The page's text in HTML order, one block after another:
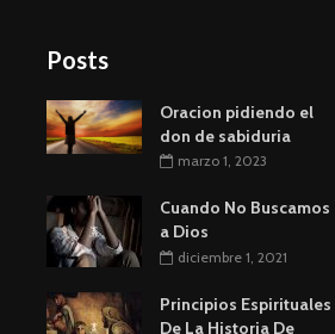
Posts
Oracion pidiendo el
don de sabiduria
marzo 1, 2023
Cuando No Buscamos
a Dios
diciembre 1, 2021
Principios Espirituales
De La Historia De